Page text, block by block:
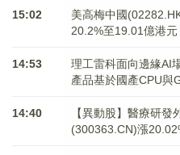
15:02
美高梅中國
20.2%至19.01億港
14:53
理工雷科面向邊緣AI
產品基於國產CPU與
14:40
【異動股】醫療研
(300363.CN)漲